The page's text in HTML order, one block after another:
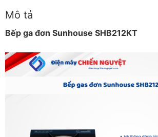
Mô tả
Bếp ga đơn Sunhouse SHB212KT